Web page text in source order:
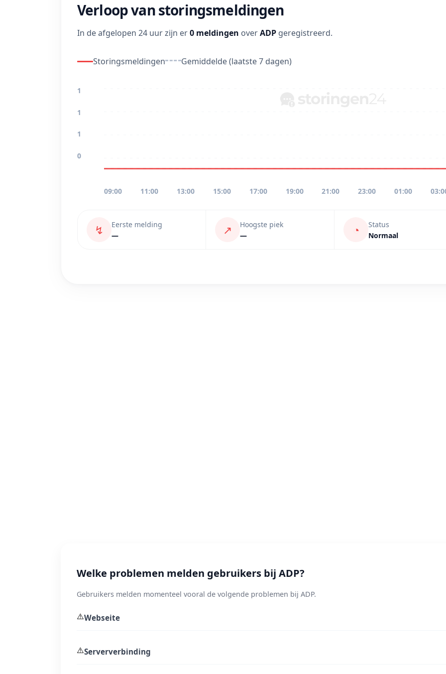
Verloop van storingsmeldingen
In de afgelopen 24 uur zijn er0 meldingen overADP geregistreerd.
Storingsmeldingen Gemiddelde (laatste 7 dagen)
1
1
1
0
09:00 11:00 13:00 15:00 17:00 19:00 21:00 23:00 01:00
↯
Eerste melding
—
↗
Hoogste piek
—
◔
Status
Normaal
Welke problemen melden gebruikers bij ADP?
Gebruikers melden momenteel vooral de volgende problemen bij ADP.
⚠️Webseite
⚠️Serververbinding